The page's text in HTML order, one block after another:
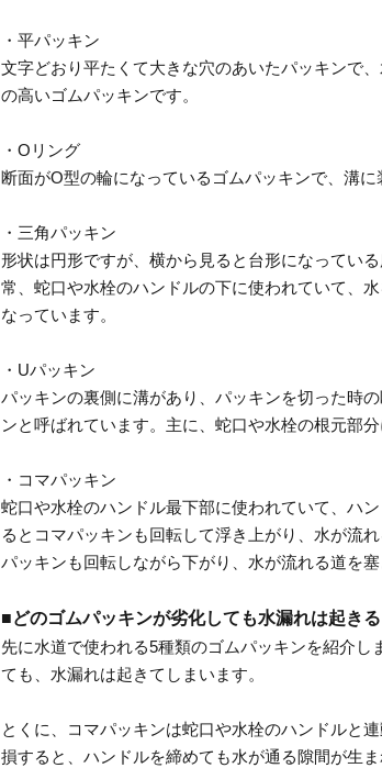
・平パッキン
文字どおり平たくて大きな穴のあいたパッキンで
の高いゴムパッキンです。
・Oリング
断面がO型の輪になっているゴムパッキンで、溝に
・三角パッキン
形状は円形ですが、横から見ると台形になってい
常、蛇口や水栓のハンドルの下に使われていて、
なっています。
・Uパッキン
パッキンの裏側に溝があり、パッキンを切った時
ンと呼ばれています。主に、蛇口や水栓の根元部分
・コマパッキン
蛇口や水栓のハンドル最下部に使われていて、ハ
るとコマパッキンも回転して浮き上がり、水が流
パッキンも回転しながら下がり、水が流れる道を塞
■どのゴムパッキンが劣化しても水漏れは起きる
先に水道で使われる5種類のゴムパッキンを紹介
ても、水漏れは起きてしまいます。
とくに、コマパッキンは蛇口や水栓のハンドルと
損すると、ハンドルを締めても水が通る隙間が生